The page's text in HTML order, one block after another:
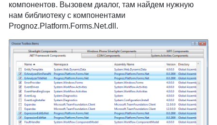
компонентов. Вызовем диалог, там найдем нужную
нам библиотеку с компонентами
Prognoz.Platform.Forms.Net.dll.